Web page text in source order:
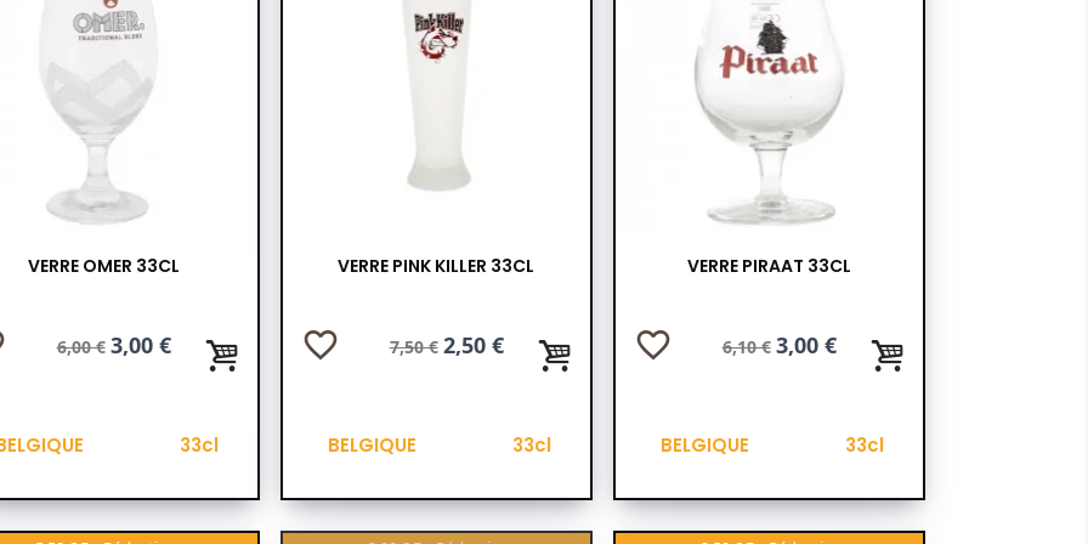
VERRE OMER 33CL
Prix
6,00 € Prix
3,00 €
33cl
VERRE PINK KILLER 33CL
favorite_border
Prix
7,50 € Prix
2,50 €
BELGIQUE 33cl
VERRE PIRAAT 33CL
favorite_border
Prix
6,10 € Prix
3,00 €
BELGIQUE 33cl